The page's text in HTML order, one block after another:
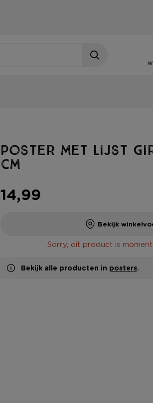
Poster met lijst
cm
14,99
Bekijk
Sorry, dit product is
Bekijk alle producten in posters.